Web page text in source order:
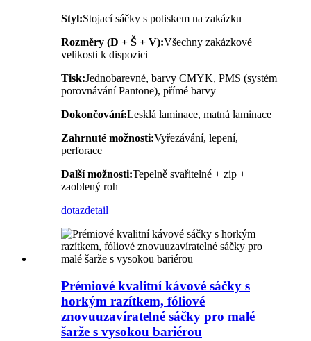
Styl:Stojací sáčky s potiskem na zakázku
Rozměry (D + Š + V):Všechny zakázkové
velikosti k dispozici
Tisk:Jednobarevné, barvy CMYK, PMS (systém
porovnávání Pantone), přímé barvy
Dokončování:Lesklá laminace, matná laminace
Zahrnuté možnosti:Vyřezávání, lepení,
perforace
Další možnosti:Tepelně svařitelné + zip +
zaoblený roh
dotazdetail
Prémiové kvalitní kávové sáčky s
horkým razítkem, fóliové
znovuuzavíratelné sáčky pro malé
šarže s vysokou bariérou